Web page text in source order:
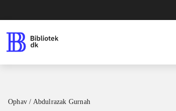
Ophav / Abdulrazak Gurnah